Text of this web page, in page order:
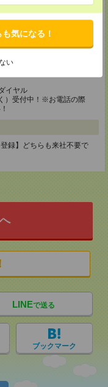
も気になる！
い
イヤル
）受付中！※お電話の際
2F
イヤル
）受付中！※お電話の際
録】どちらも来社不要で
LINEで送る
ブックマーク